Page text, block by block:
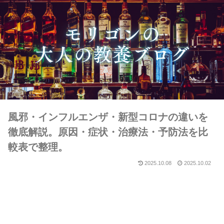
風邪・インフルエンザ・新型コロナの違いを
徹底解説。原因・症状・治療法・予防法を比
較表で整理。
2025.10.08 2025.10.02